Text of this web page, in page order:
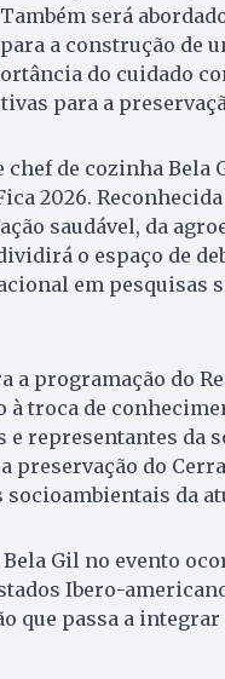
será
a construção de
do cuidado
para a
chef de cozinha
2026.
saudável, da
o espaço de
em pesquisas
a programação do
à troca de
e representantes da
preservação do
socioambientais da
Gil no evento
Ibero-
que passa a